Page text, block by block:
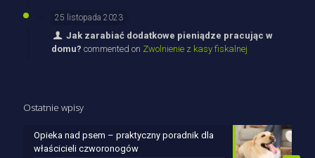
25 listopada 2023
Jak zarabiać dodatkowe pieniądze pracując w
domu? commented on Zwolnienie z kasy fiskalnej
Ostatnie wpisy
Opieka nad psem – praktyczny poradnik dla
właścicieli czworonogów